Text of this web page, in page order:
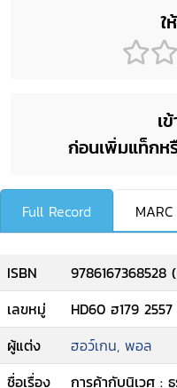
ใ
เ
ก่อนเพิ่มแท็กห
Full Record MARC
ISBN
9786167368528
เลขหมู่
HD60 ฮ179 2557
ผู้แต่ง
ฮอว์เกน, พอล
ชื่อเรื่อง
การค้ากับนิเวศ :